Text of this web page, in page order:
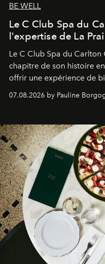
BE WELL
Le C Club Spa du
l'expertise de La
Le C Club Spa du Carlton
chapitre de son histoire
offrir une expérience de
07.08.2026 by Pauline